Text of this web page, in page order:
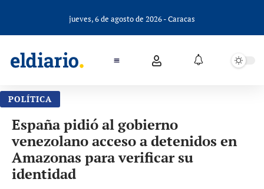
jueves, 6 de agosto de 2026 - Caracas
POLÍTICA
España pidió al gobierno
venezolano acceso a detenidos en
Amazonas para verificar su
identidad